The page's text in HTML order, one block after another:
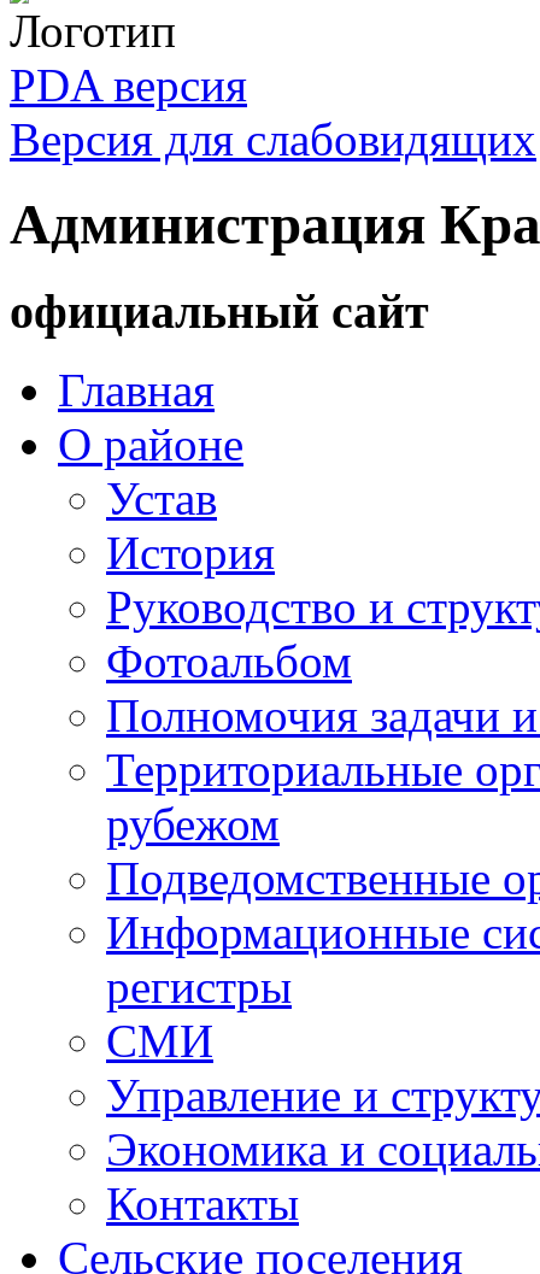
PDA версия
Версия для слабовидящих
Администрация
официальный сайт
Главная
О районе
Устав
История
Руководство и
Фотоальбом
Полномочия задачи
Территориальные
рубежом
Подведомственные
Информационные
регистры
СМИ
Управление и
Экономика и
Контакты
Сельские поселения